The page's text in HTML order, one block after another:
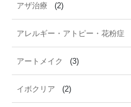
アザ治療 (2)
アレルギー・アトピー・花粉症
アートメイク (3)
イボクリア (2)